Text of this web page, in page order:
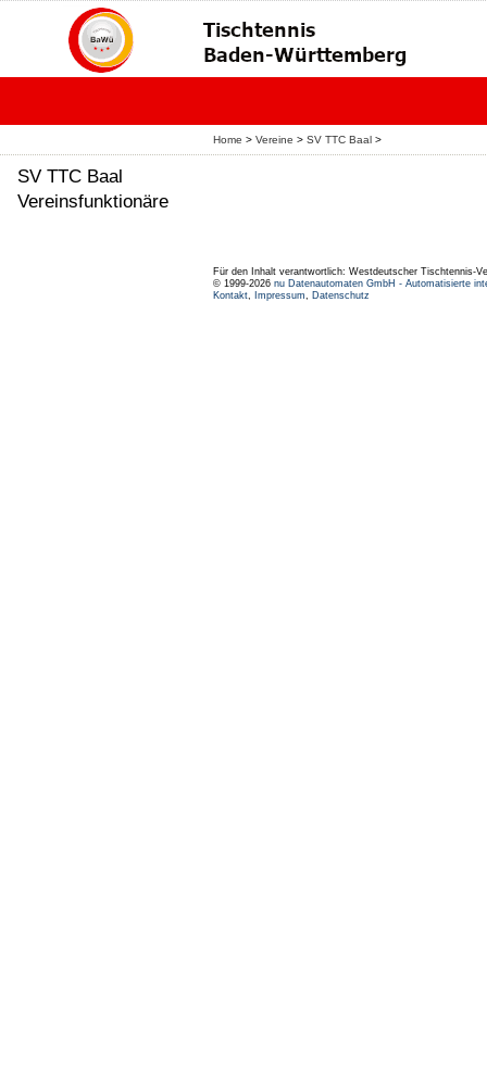
Home > Vereine > SV TTC Baal >
SV TTC Baal
Vereinsfunktionäre
Für den Inhalt verantwortlich: Westdeutscher Tischtennis-
© 1999-2026 nu Datenautomaten GmbH - Automatisierte
Kontakt, Impressum, Datenschutz